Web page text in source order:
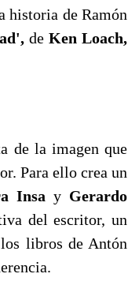
historia de Ramón
deKen Loach,
de la imagen que
Para ello crea un
Insa y Gerardo
del escritor, un
libros de Antón